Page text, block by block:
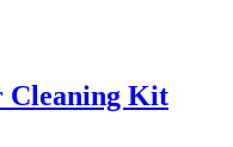
Cleaning Kit